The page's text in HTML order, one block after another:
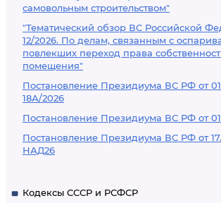
самовольным строительством"
"Тематический обзор ВС Российской
12/2026. По делам, связанным с
повлекших переход права
помещения"
Постановление Президиума ВС РФ от
18А/2026
Постановление Президиума ВС РФ от
Постановление Президиума ВС РФ от
НАД26
Кодексы СССР и РСФСР